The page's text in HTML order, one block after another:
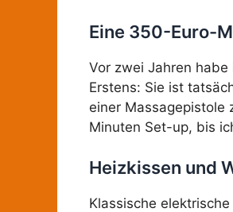
Eine 350-Euro-
Vor zwei Jahren
Erstens: Sie ist
einer Massagepistole
Minuten Set-up, bis
Heizkissen und
Klassische